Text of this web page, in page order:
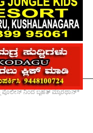
ಪೊಲೀಸ್ ನಿಂದ ಬೃಹತ್ ಮ್ಯಾರಥಾನ್*